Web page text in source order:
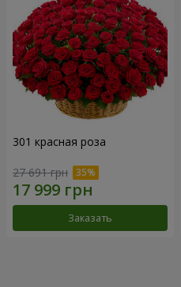
301 красная роза
27 691 грн
Заказать